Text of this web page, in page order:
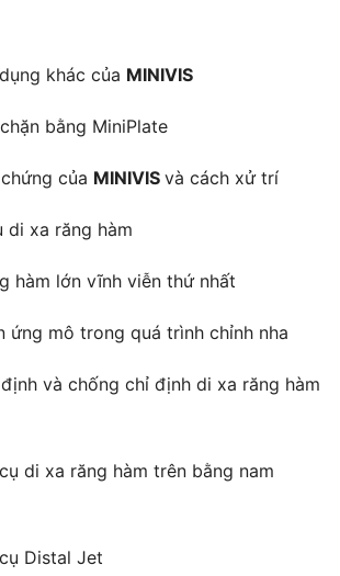
khác của MINIVIS
bằng MiniPlate
của MINIVIS và cách xử trí
di xa răng hàm
hàm lớn vĩnh viễn thứ nhất
ứng mô trong quá trình chỉnh nha
và chống chỉ định di xa răng hàm
di xa răng hàm trên bằng nam
Distal Jet